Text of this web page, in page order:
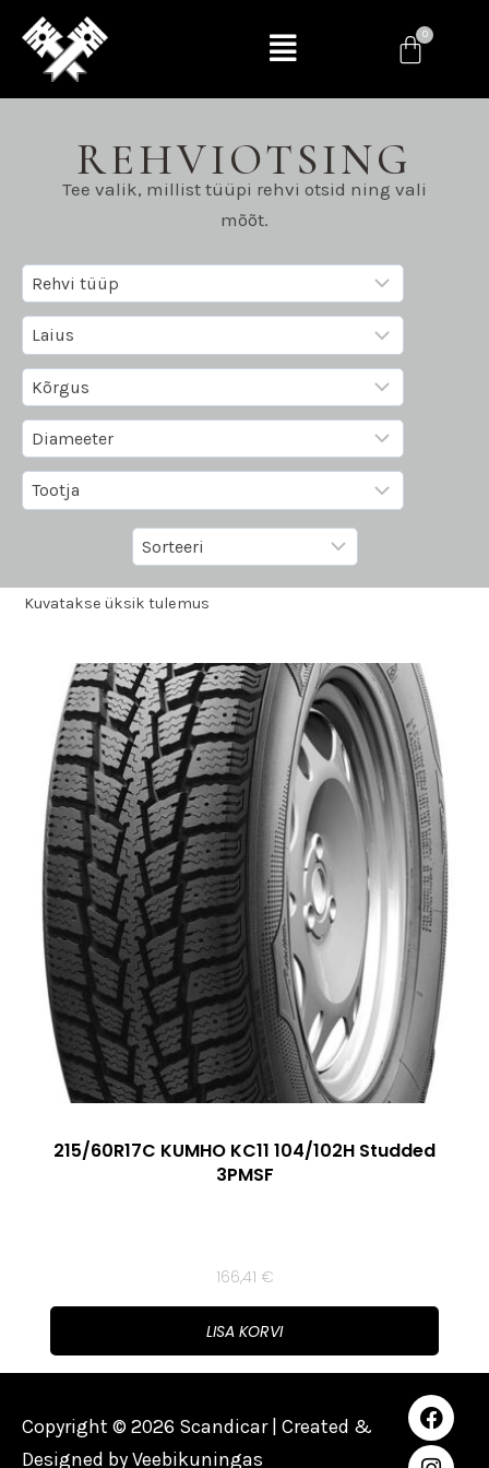
REHVIOTSING
Tee valik, millist tüüpi rehvi otsid ning vali
mõõt.
Kuvatakse üksik tulemus
215/60R17C KUMHO KC11 104/102H Studded
3PMSF
166,41 €
LISA KORVI
Copyright © 2026 Scandicar | Created &
Designed byVeebikuningas